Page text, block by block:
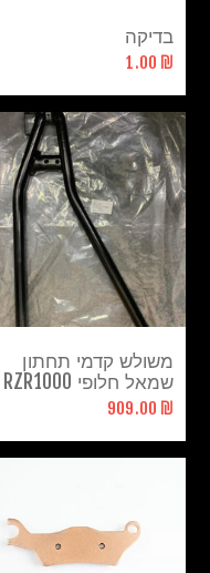
בדיקה
₪ 1.00
משולש קדמי תחתון
שמאל חלופי RZR1000
XP 2017
₪ 909.00